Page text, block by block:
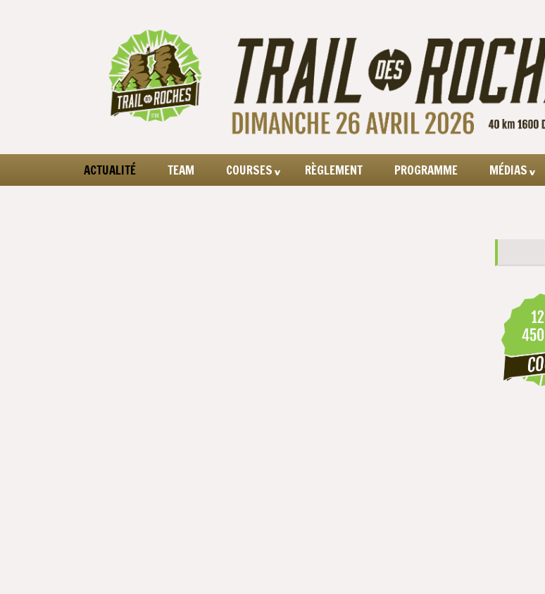
ACTUALITÉ TEAM COURSES RÈGLEMENT PROGRAMME MÉDIAS